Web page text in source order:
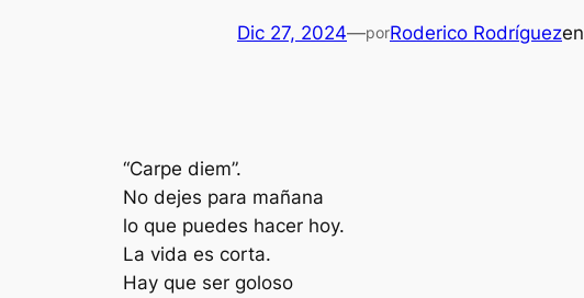
Dic 27, 2024—porRoderico Rodríguezen
“Carpe diem”.
No dejes para mañana
lo que puedes hacer hoy.
La vida es corta.
Hay que ser goloso